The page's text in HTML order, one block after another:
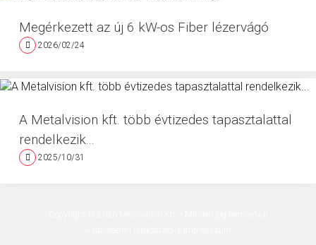
Megérkezett az új 6 kW-os Fiber lézervágó
2026/02/24
A Metalvision kft. több évtizedes tapasztalattal
rendelkezik...
2025/10/31